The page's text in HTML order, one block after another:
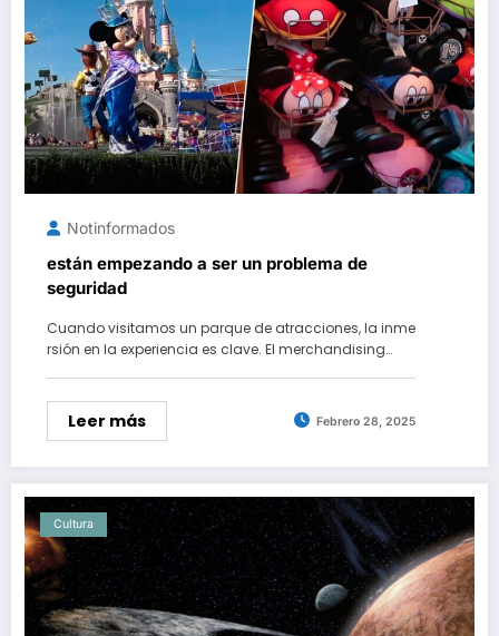
Notinformados
están empezando a ser un problema de
seguridad
Cuando visitamos un parque de atracciones, la inme
rsión en la experiencia es clave. El merchandising…
Leer más Febrero 28, 2025
Cultura